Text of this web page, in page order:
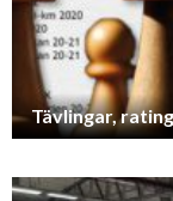
Tävlingar,